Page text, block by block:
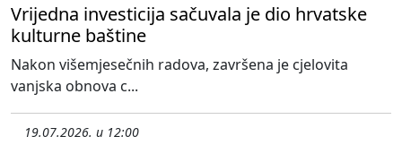
Vrijedna investicija sačuvala je dio hrvatske
kulturne baštine
Nakon višemjesečnih radova, završena je cjelovita
vanjska obnova c...
19.07.2026. u 12:00